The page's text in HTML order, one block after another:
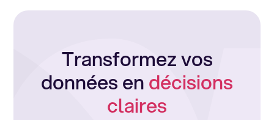
Transformez vos
données endécisions
claires